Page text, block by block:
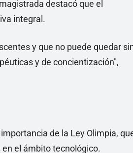
destacó que el
integral.
y que no puede quedar
y de concientización",
de la Ley Olimpia,
el ámbito tecnológico.